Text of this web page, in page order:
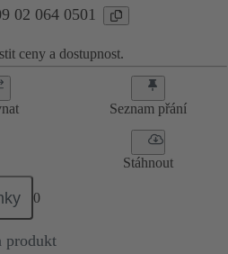
02 064 0501
ceny a dostupnost.
Seznam přání
Stáhnout
0
produkt